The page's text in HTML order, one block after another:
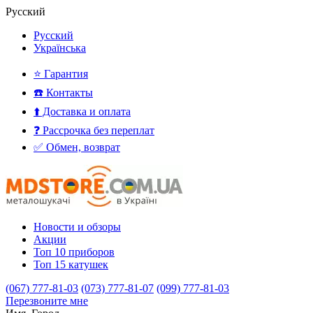
Русский
Русский
Українська
⭐ Гарантия
☎️ Контакты
⬆️ Доставка и оплата
❓ Рассрочка без переплат
✅ Обмен, возврат
Новости и обзоры
Акции
Топ 10 приборов
Топ 15 катушек
(067) 777-81-03 (073) 777-81-07 (099) 777-81-03
Перезвоните мне